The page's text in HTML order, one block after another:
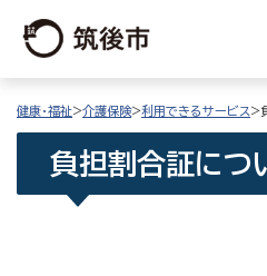
健康・福祉>介護保険>利用できるサービス>
負担割合証につ